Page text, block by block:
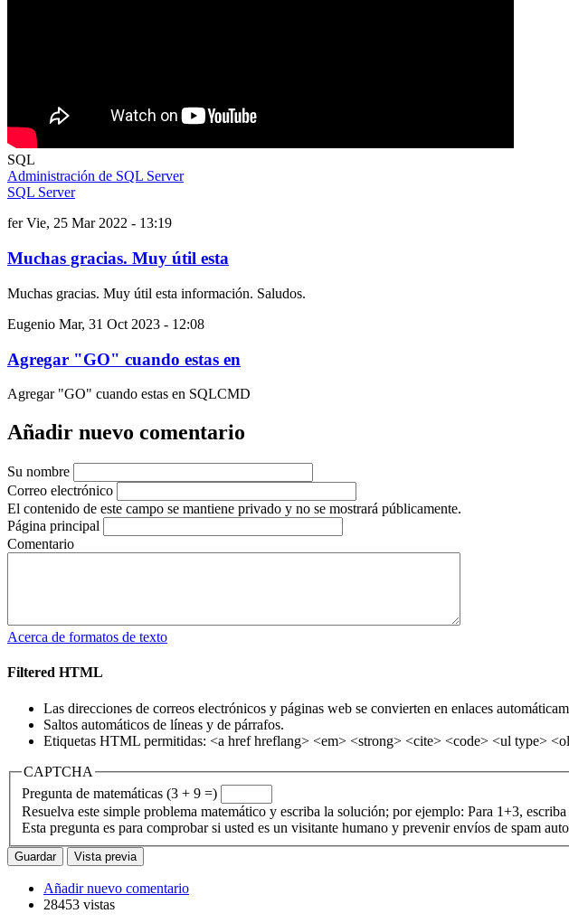
SQL
Administración de SQL Server
SQL Server
fer Vie, 25 Mar 2022 - 13:19
Muchas gracias. Muy útil esta
Muchas gracias. Muy útil esta información. Saludos.
Eugenio Mar, 31 Oct 2023 - 12:08
Agregar "GO" cuando estas en
Agregar "GO" cuando estas en SQLCMD
Añadir nuevo comentario
Su nombre
Correo electrónico
El contenido de este campo se mantiene privado y no se mostrará públicamente.
Página principal
Comentario
Acerca de formatos de texto
Filtered HTML
Las direcciones de correos electrónicos y páginas web se convierten en enlaces
Saltos automáticos de líneas y de párrafos.
Etiquetas HTML permitidas: <a href hreflang> <em> <strong> <cite> <code> <ul type>
CAPTCHA
Pregunta de matemáticas (3 + 9 =)
Resuelva este simple problema matemático y escriba la solución; por ejemplo: Para 1+3, escriba
Esta pregunta es para comprobar si usted es un visitante humano y prevenir envíos de spam
Añadir nuevo comentario
28453 vistas